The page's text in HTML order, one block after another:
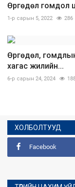
Өргөдөл гомдол
1-р сарын 5, 2022 286
Өргөдөл,
хагас жилийн...
6-р сарын 24, 2024
ХОЛБОЛТУУД
Facebook